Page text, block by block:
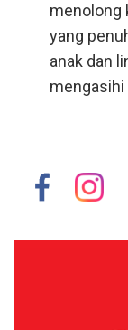
menolong
yang
anak dan
mengasihi